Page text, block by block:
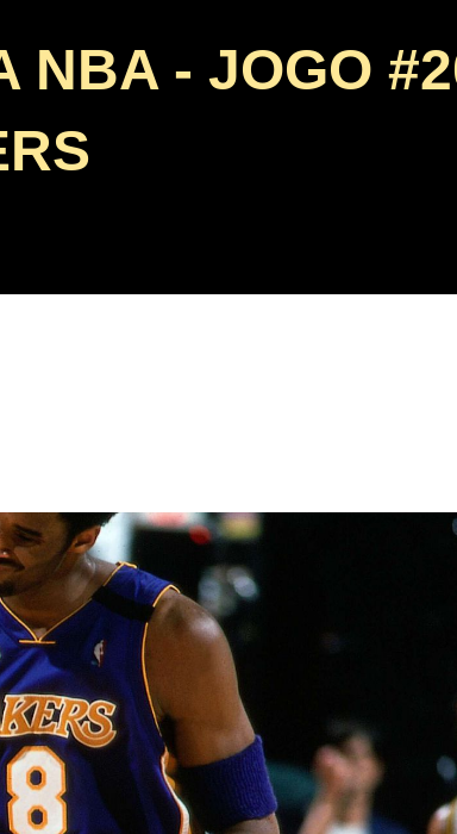
NBA - JOGO